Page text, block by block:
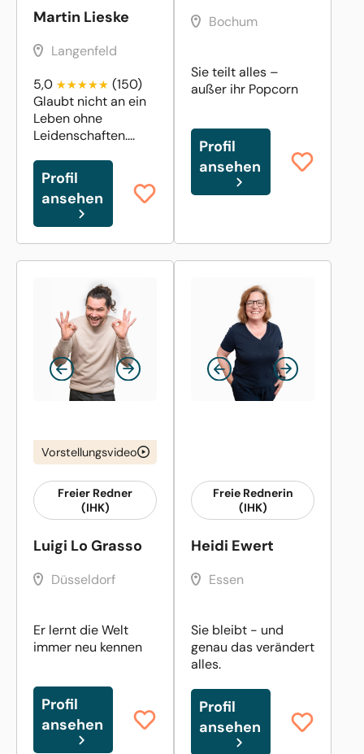
Martin Lieske
Langenfeld
5,0
(150)
Glaubt nicht an ein
Leben ohne
Leidenschaften....
Profil
ansehen
Bochum
Sie teilt alles –
außer ihr Popcorn
Profil
ansehen
Vorstellungsvideo
Freier Redner
(IHK)
Luigi Lo Grasso
Düsseldorf
Er lernt die Welt
immer neu kennen
Profil
ansehen
Freie Rednerin
(IHK)
Heidi Ewert
Essen
Sie bleibt - und
genau das verändert
alles.
Profil
ansehen